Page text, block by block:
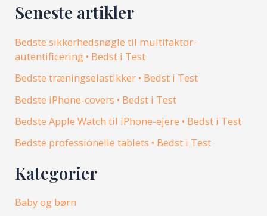
Seneste artikler
Bedste sikkerhedsnøgle til multifaktor-
autentificering • Bedst i Test
Bedste træningselastikker • Bedst i Test
Bedste iPhone-covers • Bedst i Test
Bedste Apple Watch til iPhone-ejere • Bedst i Test
Bedste professionelle tablets • Bedst i Test
Kategorier
Baby og børn